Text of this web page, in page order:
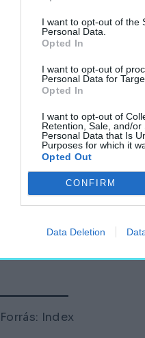
I want to opt-out of the
Personal Data.
Opted In
I want to opt-out of
Personal Data for
Opted In
I want to opt-out of
Retention, Sale, and/or
Personal Data that Is
Purposes for which it
Opted Out
CONFIRM
Data Deletion
elmondta: „Egy
egyre nagyobb
és a betegségek
gyógyfürdők
turisztikai
kerülhet a gyógyvíz,
Az Index
is hozzátette, a
megindításához és az
százalékos áfájának
Forrás: Index